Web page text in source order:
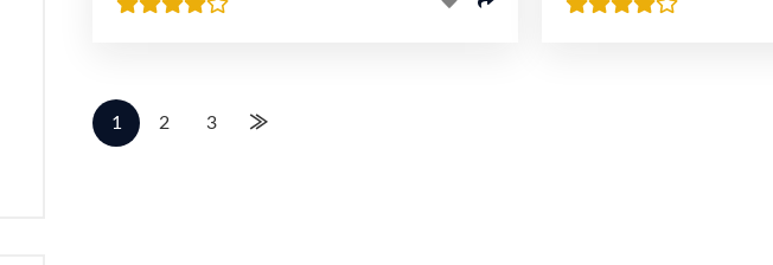
1 2 3 ≫